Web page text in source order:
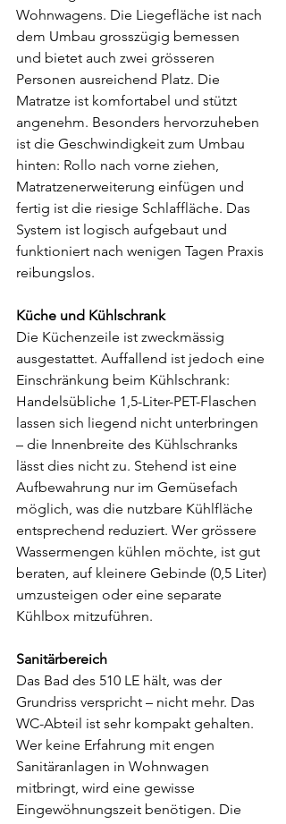
Wohnwagens. Die Liegefläche ist nach
dem Umbau grosszügig bemessen
und bietet auch zwei grösseren
Personen ausreichend Platz. Die
Matratze ist komfortabel und stützt
angenehm. Besonders hervorzuheben
ist die Geschwindigkeit zum Umbau
hinten: Rollo nach vorne ziehen,
Matratzenerweiterung einfügen und
fertig ist die riesige Schlaffläche. Das
System ist logisch aufgebaut und
funktioniert nach wenigen Tagen Praxis
reibungslos.
Küche und Kühlschrank
Die Küchenzeile ist zweckmässig
ausgestattet. Auffallend ist jedoch eine
Einschränkung beim Kühlschrank:
Handelsübliche 1,5-Liter-PET-Flaschen
lassen sich liegend nicht unterbringen
– die Innenbreite des Kühlschranks
lässt dies nicht zu. Stehend ist eine
Aufbewahrung nur im Gemüsefach
möglich, was die nutzbare Kühlfläche
entsprechend reduziert. Wer grössere
Wassermengen kühlen möchte, ist gut
beraten, auf kleinere Gebinde (0,5 Liter)
umzusteigen oder eine separate
Kühlbox mitzuführen.
Sanitärbereich
Das Bad des 510 LE hält, was der
Grundriss verspricht – nicht mehr. Das
WC-Abteil ist sehr kompakt gehalten.
Wer keine Erfahrung mit engen
Sanitäranlagen in Wohnwagen
mitbringt, wird eine gewisse
Eingewöhnungszeit benötigen. Die